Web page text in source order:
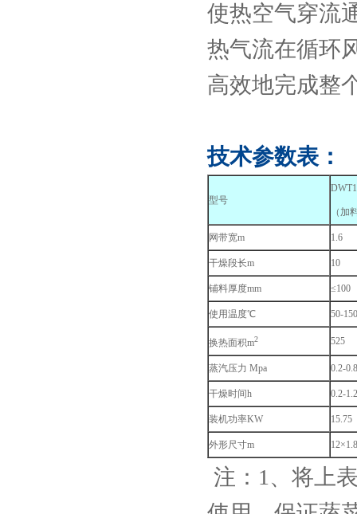
使热空气穿流
热气流在循环
高效地完成整
技术参数表：
型号
（加
网带宽m 1.6
干燥段长m 10
铺料厚度mm ≤100
使用温度℃ 50-
换热面积m2 525
蒸汽压力 Mpa 0.2-0.8
干燥时间h 0.2-1.2
装机功率KW 15.75
外形尺寸m
注：1、将上